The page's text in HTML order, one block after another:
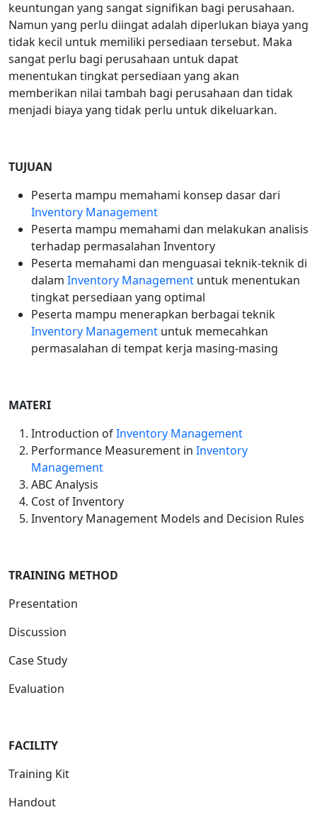
keuntungan yang sangat signifikan bagi perusahaan.
Namun yang perlu diingat adalah diperlukan biaya yang
tidak kecil untuk memiliki persediaan tersebut. Maka
sangat perlu bagi perusahaan untuk dapat
menentukan tingkat persediaan yang akan
memberikan nilai tambah bagi perusahaan dan tidak
menjadi biaya yang tidak perlu untuk dikeluarkan.
TUJUAN
Peserta mampu memahami konsep dasar dari
Inventory Management
Peserta mampu memahami dan melakukan analisis
terhadap permasalahan Inventory
Peserta memahami dan menguasai teknik-teknik di
dalam Inventory Management untuk menentukan
tingkat persediaan yang optimal
Peserta mampu menerapkan berbagai teknik
Inventory Management untuk memecahkan
permasalahan di tempat kerja masing-masing
MATERI
Introduction ofInventory Management
Performance Measurement in Inventory
Management
ABC Analysis
Cost of Inventory
Inventory Management Models and Decision Rules
TRAINING METHOD
Presentation
Discussion
Case Study
Evaluation
FACILITY
Training Kit
Handout